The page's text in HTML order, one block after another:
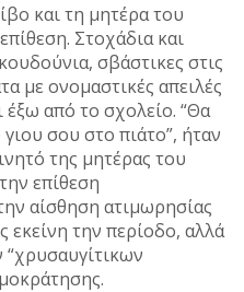
και τη μητέρα του
Στοχάδια και
σβάστικες στις
με ονομαστικές απειλές
έξω από το σχολείο. “Θα
σου στο πιάτο”, ήταν
της μητέρας του
επίθεση
αίσθηση ατιμωρησίας
εκείνη την περίοδο, αλλά